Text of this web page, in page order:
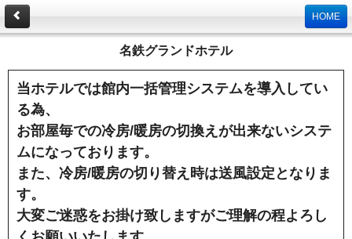
HOME
名鉄グランドホテル
当ホテルでは館内一括管理システムを導入してい
る為、
お部屋毎での冷房/暖房の切換えが出来ないシステ
ムになっております。
また、冷房/暖房の切り替え時は送風設定となりま
す。
大変ご迷惑をお掛け致しますがご理解の程よろし